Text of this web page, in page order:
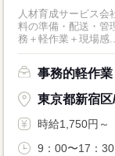
人材育成サービス会
料の準備・配送・管
務＋軽作業＋現場感
事務的軽作業
東京都新宿区
時給1,750円～
9：00〜17：